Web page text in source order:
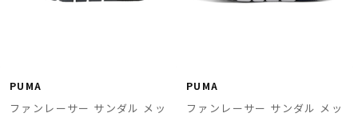
PUMA
ファンレーサー サンダル メッ
PUMA
ファンレーサー サンダル メッ